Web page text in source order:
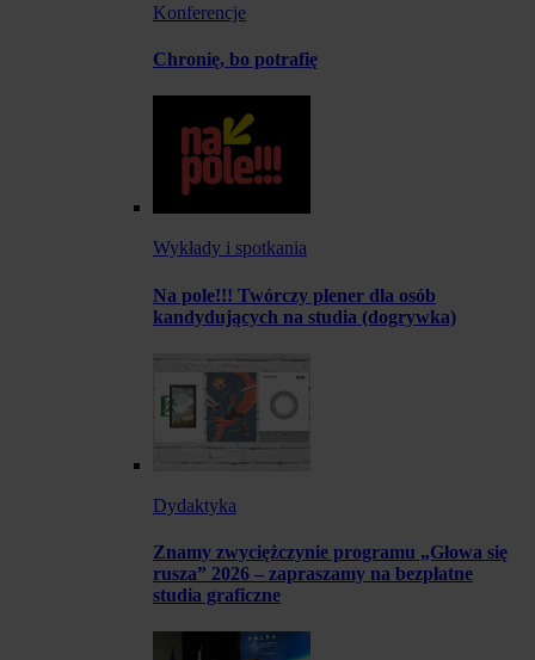
Konferencje
Chronię, bo potrafię
Wykłady i spotkania
Na pole!!! Twórczy plener dla osób
kandydujących na studia (dogrywka)
Dydaktyka
Znamy zwyciężczynie programu „Głowa się
rusza” 2026 – zapraszamy na bezpłatne
studia graficzne